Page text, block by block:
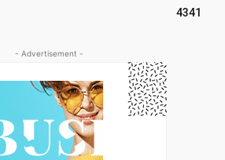
4341
- Advertisement -